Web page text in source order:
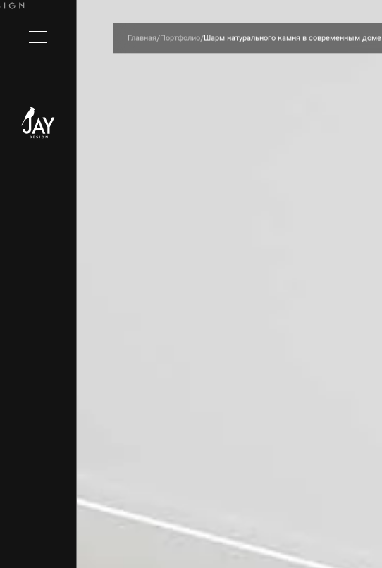
Главная/Портфолио/Шарм натурального камня в современным доме